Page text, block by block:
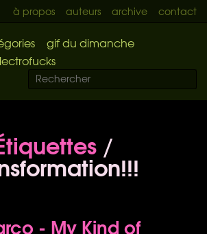
à propos auteurs archive contact
gif du dimanche
/
- My Kind of